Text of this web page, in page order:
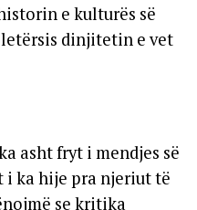
e kulturës së
dinjitetin e vet
asht fryt i mendjes së
i ka hije pra njeriut të
se kritika